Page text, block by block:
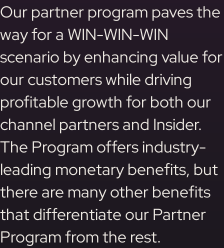
Our partner program paves the
way for a WIN-WIN-WIN
scenario by enhancing value for
our customers while driving
profitable growth for both our
channel partners and Insider.
The Program offers industry-
leading monetary benefits, but
there are many other benefits
that differentiate our Partner
Program from the rest.